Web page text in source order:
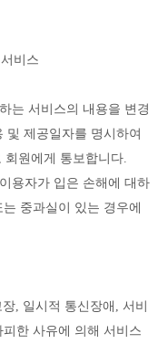
비스
는 서비스의 내용을 변경
및 제공일자를 명시하여
원에게 통보합니다.
용자가 입은 손해에 대하
중과실이 있는 경우에
, 일시적 통신장애, 서비
한 사유에 의해 서비스